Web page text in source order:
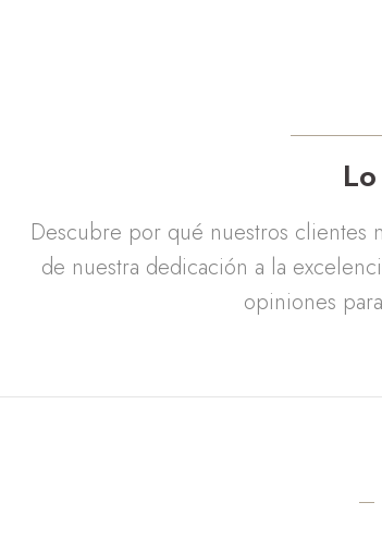
Descubre por qué nuestros clientes
de nuestra dedicación a la
opiniones